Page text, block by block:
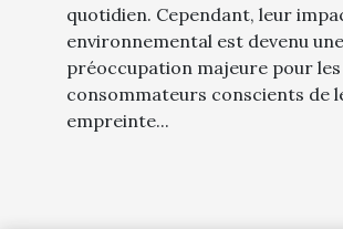
quotidien. Cependant, leur
environnemental est devenu une
préoccupation majeure pour les
consommateurs conscients de
empreinte...